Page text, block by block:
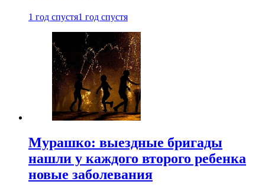
1 год спустя1 год спустя
Мурашко: выездные бригады
нашли у каждого второго ребенка
новые заболевания